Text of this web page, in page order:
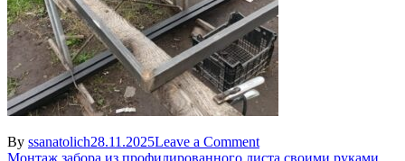
By ssanatolich28.11.2025Leave a Commenton
IMG-